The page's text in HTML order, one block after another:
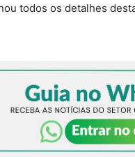
todos os detalhes